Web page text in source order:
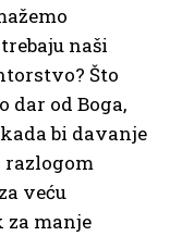
naši
Što
dar od Boga,
bi davanje
razlogom
veću
manje